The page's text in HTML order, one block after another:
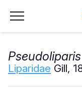
Pseudoliparis
Liparidae Gill,